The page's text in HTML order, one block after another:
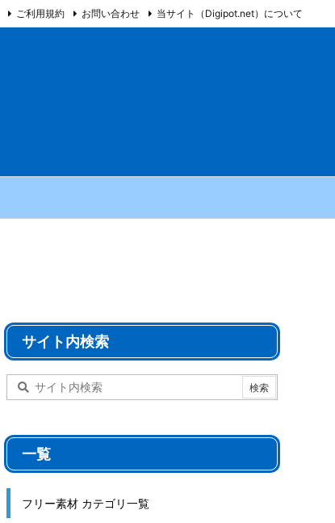
ご利用規約 お問い合わせ 当サイト（Digipot.net）について
サイト内検索
一覧
フリー素材 カテゴリ一覧